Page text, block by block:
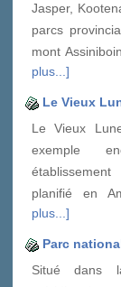
Jasper,
parcs
mont
plus...]
Le Vieux
Le Vieux
exemple
planifié en
plus...]
Parc
Situé dans